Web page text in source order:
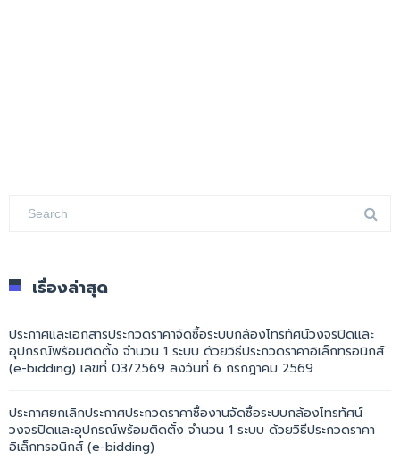
เรื่องล่าสุด
ประกาศและเอกสารประกวดราคาจัดซื้อระบบกล้องโทรทัศน์วงจรปิดและ
อุปกรณ์พร้อมติดตั้ง จำนวน 1 ระบบ ด้วยวิธีประกวดราคาอิเล็กทรอนิกส์
(e-bidding) เลขที่ 03/2569 ลงวันที่ 6 กรกฎาคม 2569
ประกาศยกเลิกประกาศประกวดราคาซื้องานจัดซื้อระบบกล้องโทรทัศน์
วงจรปิดและอุปกรณ์พร้อมติดตั้ง จำนวน 1 ระบบ ด้วยวิธีประกวดราคา
อิเล็กทรอนิกส์ (e-bidding)